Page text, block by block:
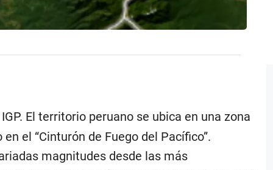
El territorio peruano se ubica en una zona
el “Cinturón de Fuego del Pacífico”.
magnitudes desde las más